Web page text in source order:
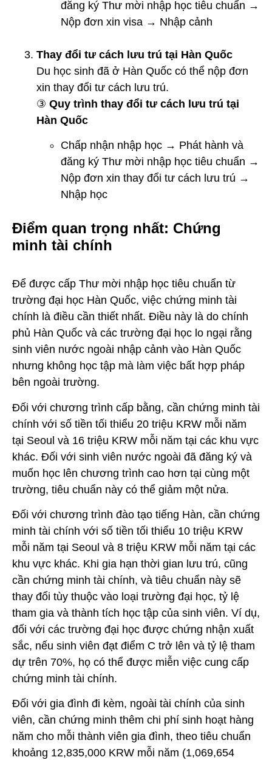
đăng ký Thư mời nhập học tiêu chuẩn →
Nộp đơn xin visa → Nhập cảnh
Thay đổi tư cách lưu trú tại Hàn Quốc
Du học sinh đã ở Hàn Quốc có thể nộp đơn
xin thay đổi tư cách lưu trú.
③ Quy trình thay đổi tư cách lưu trú tại
Hàn Quốc
Chấp nhận nhập học → Phát hành và
đăng ký Thư mời nhập học tiêu chuẩn →
Nộp đơn xin thay đổi tư cách lưu trú →
Nhập học
Điểm quan trọng nhất: Chứng
minh tài chính
Để được cấp Thư mời nhập học tiêu chuẩn từ
trường đại học Hàn Quốc, việc chứng minh tài
chính là điều cần thiết nhất. Điều này là do chính
phủ Hàn Quốc và các trường đại học lo ngại rằng
sinh viên nước ngoài nhập cảnh vào Hàn Quốc
nhưng không học tập mà làm việc bất hợp pháp
bên ngoài trường.
Đối với chương trình cấp bằng, cần chứng minh tài
chính với số tiền tối thiểu 20 triệu KRW mỗi năm
tại Seoul và 16 triệu KRW mỗi năm tại các khu vực
khác. Đối với sinh viên nước ngoài đã đăng ký và
muốn học lên chương trình cao hơn tại cùng một
trường, tiêu chuẩn này có thể giảm một nửa.
Đối với chương trình đào tạo tiếng Hàn, cần chứng
minh tài chính với số tiền tối thiểu 10 triệu KRW
mỗi năm tại Seoul và 8 triệu KRW mỗi năm tại các
khu vực khác. Khi gia hạn thời gian lưu trú, cũng
cần chứng minh tài chính, và tiêu chuẩn này sẽ
thay đổi tùy thuộc vào loại trường đại học, tỷ lệ
tham gia và thành tích học tập của sinh viên. Ví dụ,
đối với các trường đại học được chứng nhận xuất
sắc, nếu sinh viên đạt điểm C trở lên và tỷ lệ tham
dự trên 70%, họ có thể được miễn việc cung cấp
chứng minh tài chính.
Đối với gia đình đi kèm, ngoài tài chính của sinh
viên, cần chứng minh thêm chi phí sinh hoạt hàng
năm cho mỗi thành viên gia đình, theo tiêu chuẩn
khoảng 12,835,000 KRW mỗi năm (1,069,654